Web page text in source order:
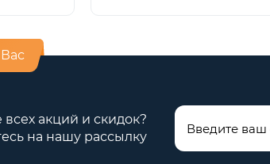
всех акций и скидок?
на нашу рассылку